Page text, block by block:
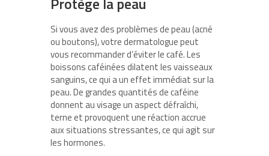
Si vous avez des problèmes de peau (acné
ou boutons), votre dermatologue peut
vous recommander d’éviter le café. Les
boissons caféinées dilatent les vaisseaux
sanguins, ce qui a un effet immédiat sur la
peau. De grandes quantités de caféine
donnent au visage un aspect défraîchi,
terne et provoquent une réaction accrue
aux situations stressantes, ce qui agit sur
les hormones.